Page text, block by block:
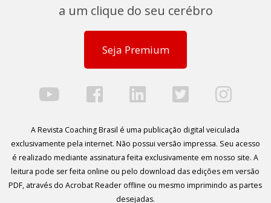
a um clique do seu cerébro
Seja Premium
A Revista Coaching Brasil é uma publicação digital veiculada
exclusivamente pela internet. Não possui versão impressa. Seu acesso
é realizado mediante assinatura feita exclusivamente em nosso site. A
leitura pode ser feita online ou pelo download das edições em versão
PDF, através do Acrobat Reader offline ou mesmo imprimindo as partes
desejadas.